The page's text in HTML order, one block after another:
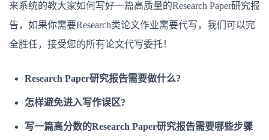
来系统的教大家如何写好一篇高质量的Research Paper研究报
告，如果你需要Research类论文作业需要代写，我们可以完
全胜任，接受您的所有论文代写委托！
Research Paper研究报告需要做什么?
怎样避免进入写作误区?
写一篇高分数的Research Paper研究报告需要哪些步骤